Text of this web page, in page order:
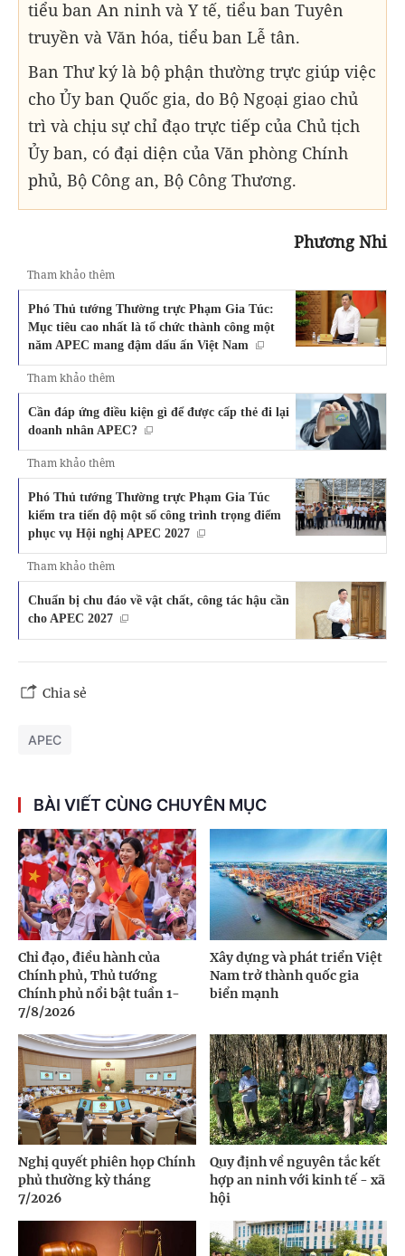
tiểu ban An ninh và Y tế, tiểu ban Tuyên
truyền và Văn hóa, tiểu ban Lễ tân.
Ban Thư ký là bộ phận thường trực giúp việc
cho Ủy ban Quốc gia, do Bộ Ngoại giao chủ
trì và chịu sự chỉ đạo trực tiếp của Chủ tịch
Ủy ban, có đại diện của Văn phòng Chính
phủ, Bộ Công an, Bộ Công Thương.
Phương Nhi
Tham khảo thêm
Phó Thủ tướng Thường trực Phạm Gia Túc:
Mục tiêu cao nhất là tổ chức thành công một
năm APEC mang đậm dấu ấn Việt Nam
Tham khảo thêm
Cần đáp ứng điều kiện gì để được cấp thẻ đi lại
doanh nhân APEC?
Tham khảo thêm
Phó Thủ tướng Thường trực Phạm Gia Túc
kiểm tra tiến độ một số công trình trọng điểm
phục vụ Hội nghị APEC 2027
Tham khảo thêm
Chuẩn bị chu đáo về vật chất, công tác hậu cần
cho APEC 2027
Chia sẻ
APEC
BÀI VIẾT CÙNG CHUYÊN MỤC
Chỉ đạo, điều hành của
Chính phủ, Thủ tướng
Chính phủ nổi bật tuần 1-
7/8/2026
Xây dựng và phát triển Việt
Nam trở thành quốc gia
biển mạnh
Nghị quyết phiên họp Chính
phủ thường kỳ tháng
7/2026
Quy định về nguyên tắc kết
hợp an ninh với kinh tế - xã
hội